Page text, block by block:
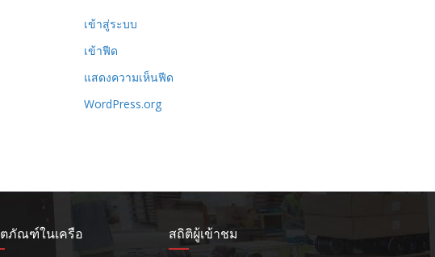
เข้าสู่ระบบ
เข้าฟีด
แสดงความเห็นฟีด
WordPress.org
ภัณฑ์ในเครือ สถิติผู้เข้าชม